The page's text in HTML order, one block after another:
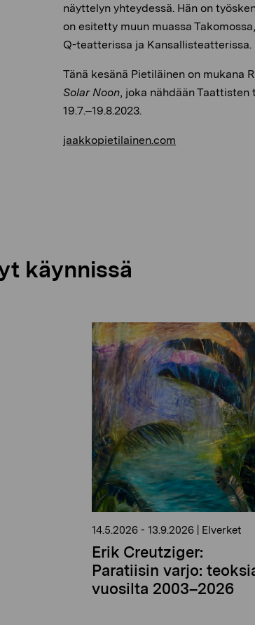
näyttelyn yhteydessä. Hän on
on esitetty muun muassa
Q-teatterissa ja Kansallisteatterissa.
Tänä kesänä Pietiläinen on mukana
Solar Noon, joka nähdään
19.7.–19.8.2023.
jaakkopietilainen.com
käynnissä
14.5.2026 - 13.9.2026 Elverket
Erik Creutziger:
Paratiisin varjo:
vuosilta 2003–2026